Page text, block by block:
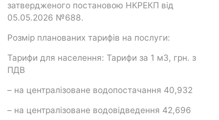
затвердженого постановою НКРЕКП від
05.05.2026 №688.
Розмір планованих тарифів на послуги:
Тарифи для населення: Тарифи за 1 м3, грн. з
ПДВ
– на централізоване водопостачання 40,932
– на централізоване водовідведення 42,696